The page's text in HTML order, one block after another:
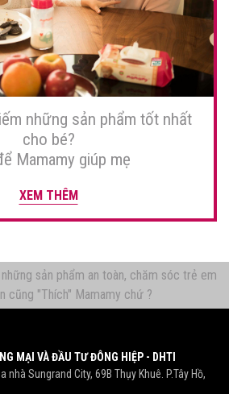
những sản phẩm tốt nhất
cho bé?
Mamamy giúp mẹ
XEM THÊM
sản phẩm an toàn, chăm sóc trẻ em
cũng "Thích" Mamamy chứ ?
MẠI VÀ ĐẦU TƯ ĐÔNG HIỆP - DHTI
nhà Sungrand City, 69B Thụy Khuê. P.Tây Hồ,